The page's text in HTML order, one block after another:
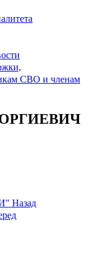
СВО и членам
Назад